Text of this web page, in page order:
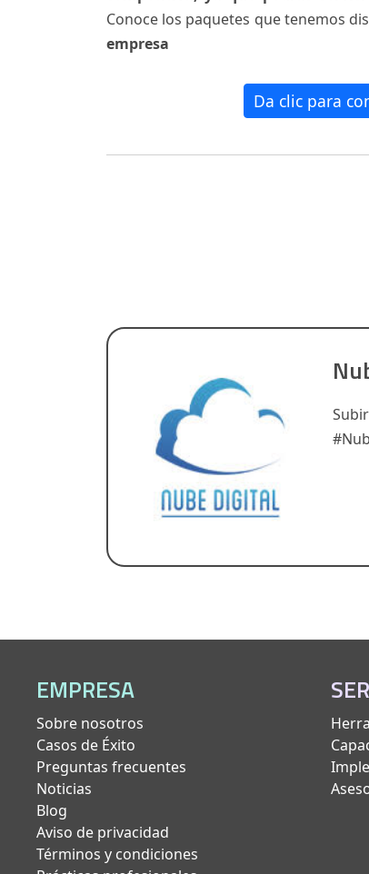
Conoce los paquetes que tenemos
empresa
Da clic para
EMPRESA
Sobre nosotros
Casos de Éxito
Preguntas frecuentes
Noticias
Blog
Aviso de privacidad
Términos y condiciones